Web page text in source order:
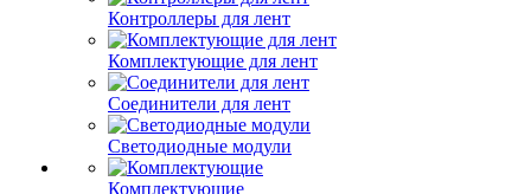
Контроллеры для лент
Комплектующие для лент
Соединители для лент
Светодиодные модули
Комплектующие